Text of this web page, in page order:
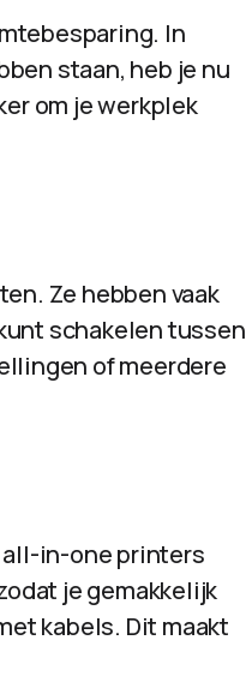
In
staan, heb je nu
om je werkplek
Ze hebben vaak
schakelen tussen
of meerdere
all-in-one printers
je gemakkelijk
kabels. Dit maakt